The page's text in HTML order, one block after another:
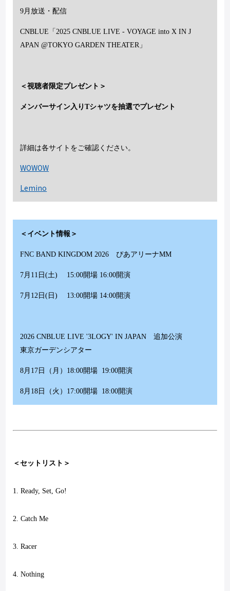
9月放送・配信
CNBLUE 「2025 CNBLUE LIVE - VOYAGE into X IN J
APAN @TOKYO GARDEN THEATER」
＜視聴者限定プレゼント＞
メンバーサイン入りTシャツを抽選でプレゼント
詳細は各サイトをご確認ください。
WOWOW
Lemino
＜イベント情報＞
FNC BAND KINGDOM 2026 ぴあアリーナMM
7月 11 日(土) 15:00開場 16:00開演
7月 12 日( 日) 13:00開場 14:00開演
2026 CNBLUE LIVE '3LOGY' IN JAPAN 追加公演
東京ガーデンシアター
8月 17 日（月） 18:00開場 19:00開演
8月 18 日（火） 17:00開場 18:00開演
＜セットリスト＞
1. Ready, Set, Go!
2. Catch Me
3. Racer
4. Nothing